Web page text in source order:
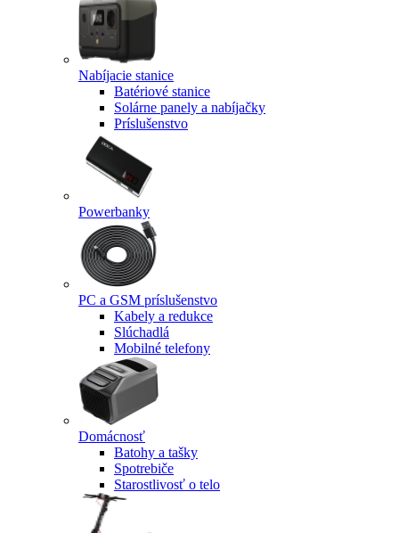
Nabíjacie stanice
Batériové stanice
Solárne panely a nabíjačky
Príslušenstvo
Powerbanky
PC a GSM príslušenstvo
Kabely a redukce
Slúchadlá
Mobilné telefony
Domácnosť
Batohy a tašky
Spotrebiče
Starostlivosť o telo